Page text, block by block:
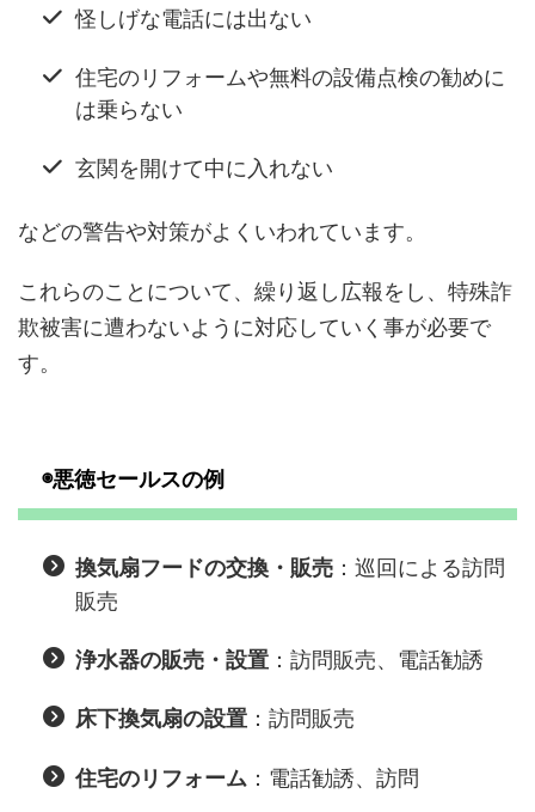
怪しげな電話には出ない
住宅のリフォームや無料の設備点検の勧めに
は乗らない
玄関を開けて中に入れない
などの警告や対策がよくいわれています。
これらのことについて、繰り返し広報をし、特殊詐
欺被害に遭わないように対応していく事が必要で
す。
◉悪徳セールスの例
換気扇フードの交換・販売 ：巡回による訪問
販売
浄水器の販売・設置 ：訪問販売、電話勧誘
床下換気扇の設置 ：訪問販売
住宅のリフォーム ：電話勧誘、訪問